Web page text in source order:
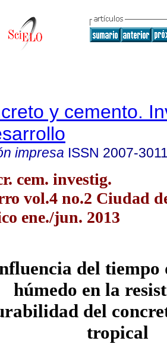
y cemento.
impresa ISSN 2007-
cem. investig.
vol.4 no.2 Ciudad
ene./jun. 2013
del tiempo
húmedo en la
del
tropical